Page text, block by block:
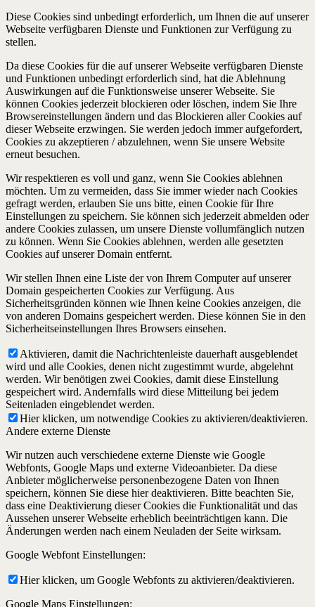
Diese Cookies sind unbedingt erforderlich, um Ihnen die auf unserer
Webseite verfügbaren Dienste und Funktionen zur Verfügung zu
stellen.
Da diese Cookies für die auf unserer Webseite verfügbaren Dienste
und Funktionen unbedingt erforderlich sind, hat die Ablehnung
Auswirkungen auf die Funktionsweise unserer Webseite. Sie
können Cookies jederzeit blockieren oder löschen, indem Sie Ihre
Browsereinstellungen ändern und das Blockieren aller Cookies auf
dieser Webseite erzwingen. Sie werden jedoch immer aufgefordert,
Cookies zu akzeptieren / abzulehnen, wenn Sie unsere Website
erneut besuchen.
Wir respektieren es voll und ganz, wenn Sie Cookies ablehnen
möchten. Um zu vermeiden, dass Sie immer wieder nach Cookies
gefragt werden, erlauben Sie uns bitte, einen Cookie für Ihre
Einstellungen zu speichern. Sie können sich jederzeit abmelden oder
andere Cookies zulassen, um unsere Dienste vollumfänglich nutzen
zu können. Wenn Sie Cookies ablehnen, werden alle gesetzten
Cookies auf unserer Domain entfernt.
Wir stellen Ihnen eine Liste der von Ihrem Computer auf unserer
Domain gespeicherten Cookies zur Verfügung. Aus
Sicherheitsgründen können wie Ihnen keine Cookies anzeigen, die
von anderen Domains gespeichert werden. Diese können Sie in den
Sicherheitseinstellungen Ihres Browsers einsehen.
Aktivieren, damit die Nachrichtenleiste dauerhaft ausgeblendet
wird und alle Cookies, denen nicht zugestimmt wurde, abgelehnt
werden. Wir benötigen zwei Cookies, damit diese Einstellung
gespeichert wird. Andernfalls wird diese Mitteilung bei jedem
Seitenladen eingeblendet werden.
Hier klicken, um notwendige Cookies zu aktivieren/deaktivieren.
Andere externe Dienste
Wir nutzen auch verschiedene externe Dienste wie Google
Webfonts, Google Maps und externe Videoanbieter. Da diese
Anbieter möglicherweise personenbezogene Daten von Ihnen
speichern, können Sie diese hier deaktivieren. Bitte beachten Sie,
dass eine Deaktivierung dieser Cookies die Funktionalität und das
Aussehen unserer Webseite erheblich beeinträchtigen kann. Die
Änderungen werden nach einem Neuladen der Seite wirksam.
Google Webfont Einstellungen:
Hier klicken, um Google Webfonts zu aktivieren/deaktivieren.
Google Maps Einstellungen: